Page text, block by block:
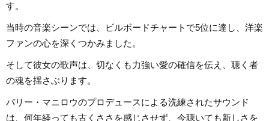
す。
当時の音楽シーンでは、ビルボードチャートで5位に達し、洋楽
ファンの心を深くつかみました。
そして彼女の歌声は、切なくも力強い愛の確信を伝え、聴く者
の魂を揺さぶります。
バリー・マニロウのプロデュースによる洗練されたサウンド
は、何年経っても古くささを感じさせず、今聴いても新しさを